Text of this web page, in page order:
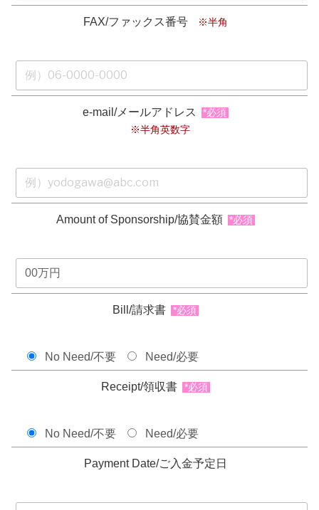
FAX/ファックス番号 ※半角
e-mail/メールアドレス
*必須
※半角英数字
Amount of Sponsorship/協賛金額 *必須
Bill/請求書 *必須
No Need/不要 Need/必要
Receipt/領収書 *必須
No Need/不要 Need/必要
Payment Date/ご入金予定日